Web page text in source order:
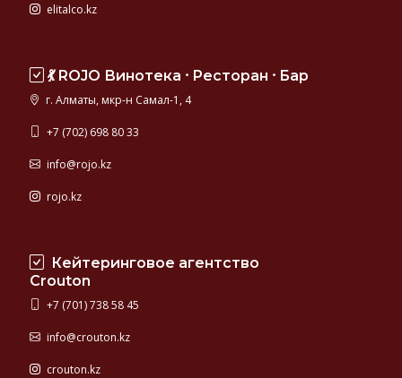
elitalco.kz
💃 ROJO Винотека ⸱ Ресторан ⸱ Бар
г. Алматы, мкр-н Самал-1, 4
+7 (702) 698 80 33
info@rojo.kz
rojo.kz
Кейтеринговое агентство
Crouton
+7 (701) 738 58 45
info@crouton.kz
crouton.kz